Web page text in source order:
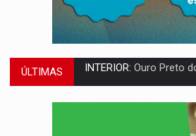
ÚLTIMAS DESENVOLVIMENTO:Ideb
VULGO 'UNIÃO':Chefe de